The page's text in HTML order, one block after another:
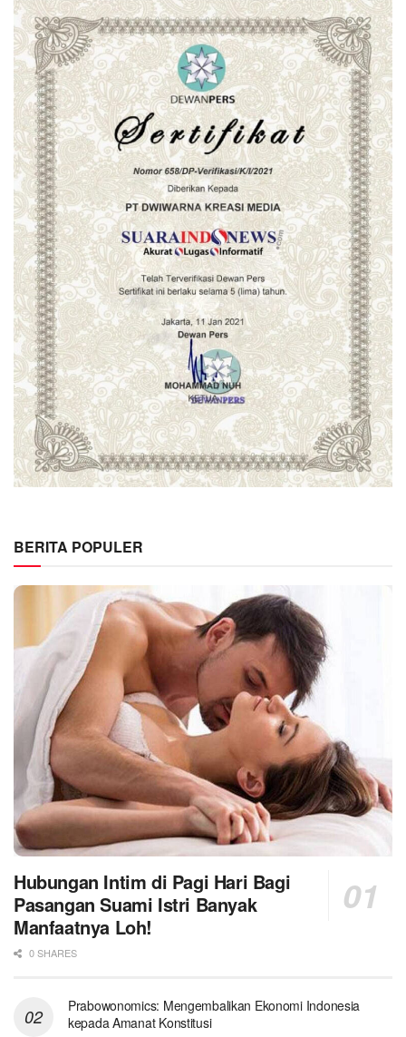
BERITA POPULER
Hubungan Intim di Pagi Hari Bagi
Pasangan Suami Istri Banyak
Manfaatnya Loh!
0 SHARES
Prabowonomics: Mengembalikan Ekonomi Indonesia
kepada Amanat Konstitusi